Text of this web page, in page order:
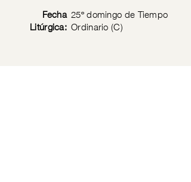
Fecha
Litúrgica:
25º domingo de Tiempo
Ordinario (C)